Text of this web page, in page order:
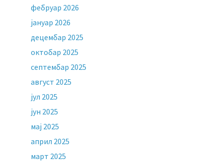
фебруар 2026
јануар 2026
децембар 2025
октобар 2025
септембар 2025
август 2025
јул 2025
јун 2025
мај 2025
април 2025
март 2025